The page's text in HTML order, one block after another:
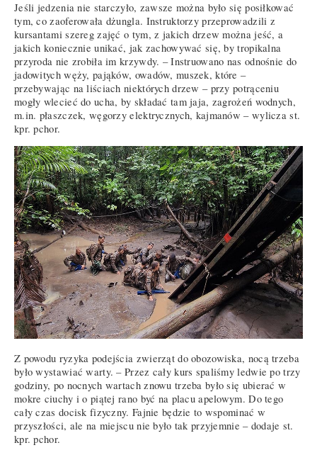
Jeśli jedzenia nie starczyło, zawsze można było się posiłkować
tym, co zaoferowała dżungla. Instruktorzy przeprowadzili z
kursantami szereg zajęć o tym, z jakich drzew można jeść, a
jakich koniecznie unikać, jak zachowywać się, by tropikalna
przyroda nie zrobiła im krzywdy. – Instruowano nas odnośnie do
jadowitych węży, pająków, owadów, muszek, które –
przebywając na liściach niektórych drzew – przy potrąceniu
mogły wlecieć do ucha, by składać tam jaja, zagrożeń wodnych,
m.in. płaszczek, węgorzy elektrycznych, kajmanów – wylicza st.
kpr. pchor.
Z powodu ryzyka podejścia zwierząt do obozowiska, nocą trzeba
było wystawiać warty. – Przez cały kurs spaliśmy ledwie po trzy
godziny, po nocnych wartach znowu trzeba było się ubierać w
mokre ciuchy i o piątej rano być na placu apelowym. Do tego
cały czas docisk fizyczny. Fajnie będzie to wspominać w
przyszłości, ale na miejscu nie było tak przyjemnie – dodaje st.
kpr. pchor.